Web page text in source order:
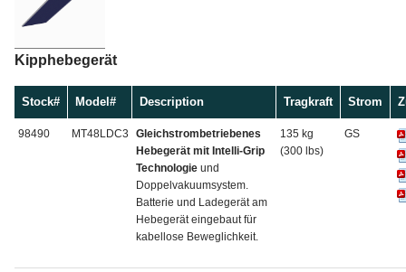
Kipphebegerät
Stock# Model# Description Tragkraft Strom
98490 MT48LDC3
Gleichstrombetriebenes
Hebegerät mit Intelli-Grip
Technologie und
Doppelvakuumsystem.
Batterie und Ladegerät am
Hebegerät eingebaut für
kabellose Beweglichkeit.
135 kg
(300 lbs)
GS